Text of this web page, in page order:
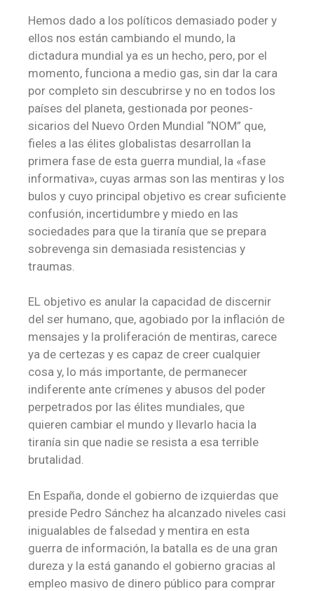
Hemos dado a los políticos demasiado poder y
ellos nos están cambiando el mundo, la
dictadura mundial ya es un hecho, pero, por el
momento, funciona a medio gas, sin dar la cara
por completo sin descubrirse y no en todos los
países del planeta, gestionada por peones-
sicarios del Nuevo Orden Mundial “NOM” que,
fieles a las élites globalistas desarrollan la
primera fase de esta guerra mundial, la «fase
informativa», cuyas armas son las mentiras y los
bulos y cuyo principal objetivo es crear suficiente
confusión, incertidumbre y miedo en las
sociedades para que la tiranía que se prepara
sobrevenga sin demasiada resistencias y
traumas.
EL objetivo es anular la capacidad de discernir
del ser humano, que, agobiado por la inflación de
mensajes y la proliferación de mentiras, carece
ya de certezas y es capaz de creer cualquier
cosa y, lo más importante, de permanecer
indiferente ante crímenes y abusos del poder
perpetrados por las élites mundiales, que
quieren cambiar el mundo y llevarlo hacia la
tiranía sin que nadie se resista a esa terrible
brutalidad.
En España, donde el gobierno de izquierdas que
preside Pedro Sánchez ha alcanzado niveles casi
inigualables de falsedad y mentira en esta
guerra de información, la batalla es de una gran
dureza y la está ganando el gobierno gracias al
empleo masivo de dinero público para comprar